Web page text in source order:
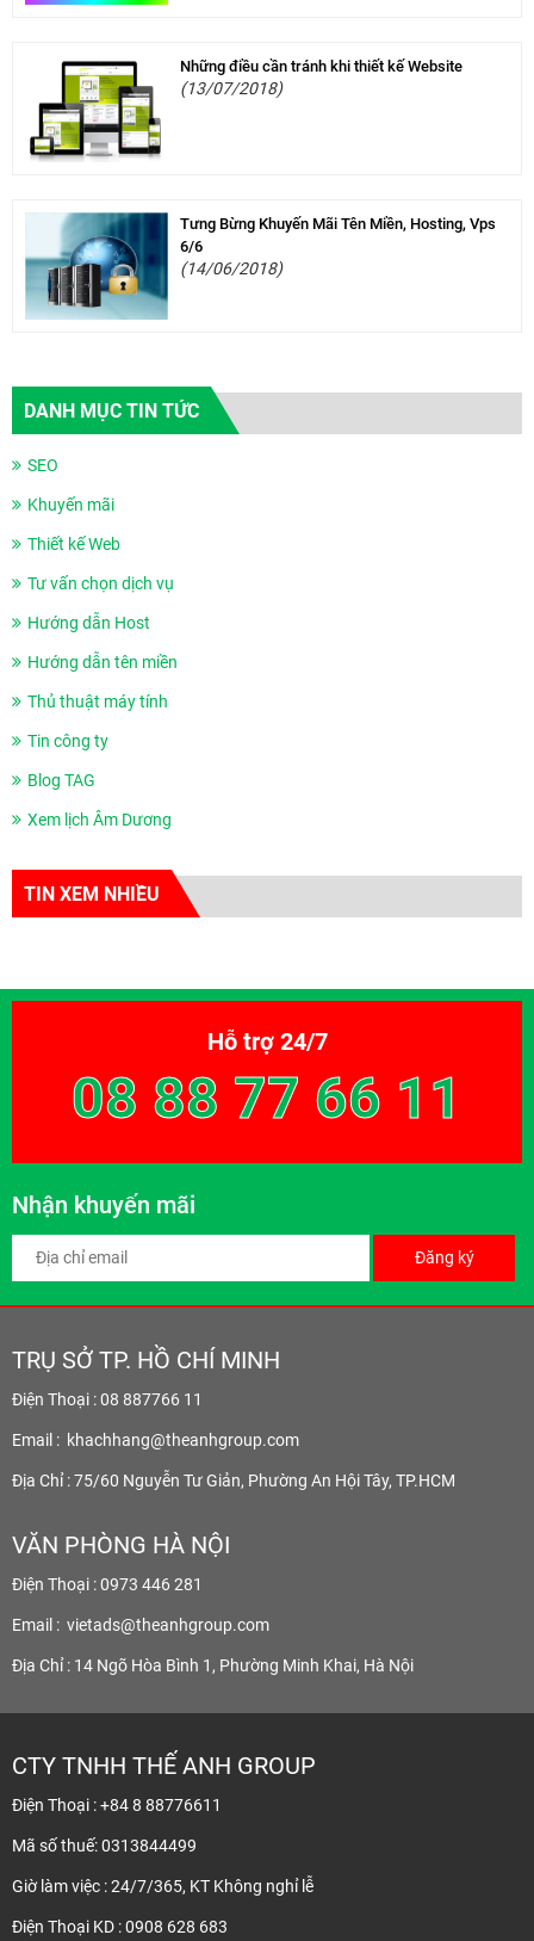
Những điều cần tránh khi thiết kế Website
(13/07/2018)
Tưng Bừng Khuyến Mãi Tên Miền, Hosting, Vps
6/6
(14/06/2018)
DANH MỤC TIN TỨC
SEO
Khuyến mãi
Thiết kế Web
Tư vấn chọn dịch vụ
Hướng dẫn Host
Hướng dẫn tên miền
Thủ thuật máy tính
Tin công ty
Blog TAG
Xem lịch Âm Dương
TIN XEM NHIỀU
Hỗ trợ 24/7
08 88 77 66 11
Nhận khuyến mãi
Đăng ký
TRỤ SỞ TP. HỒ CHÍ MINH
Điện Thoại : 08 887766 11
Email : khachhang@theanhgroup.com
Địa Chỉ : 75/60 Nguyễn Tư Giản, Phường An Hội Tây, TP.HCM
VĂN PHÒNG HÀ NỘI
Điện Thoại : 0973 446 281
Email : vietads@theanhgroup.com
Địa Chỉ : 14 Ngõ Hòa Bình 1, Phường Minh Khai, Hà Nội
CTY TNHH THẾ ANH GROUP
Điện Thoại : +84 8 88776611
Mã số thuế: 0313844499
Giờ làm việc : 24/7/365, KT Không nghỉ lễ
Điện Thoại KD : 0908 628 683